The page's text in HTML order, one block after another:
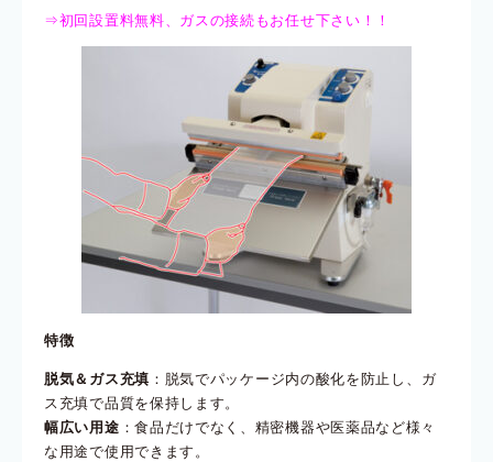
⇒初回設置料無料、ガスの接続もお任せ下さい！！
特徴
脱気＆ガス充填 ：脱気でパッケージ内の酸化を防止し、ガ
ス充填で品質を保持します。
幅広い用途 ：食品だけでなく、精密機器や医薬品など様々
な用途で使用できます。